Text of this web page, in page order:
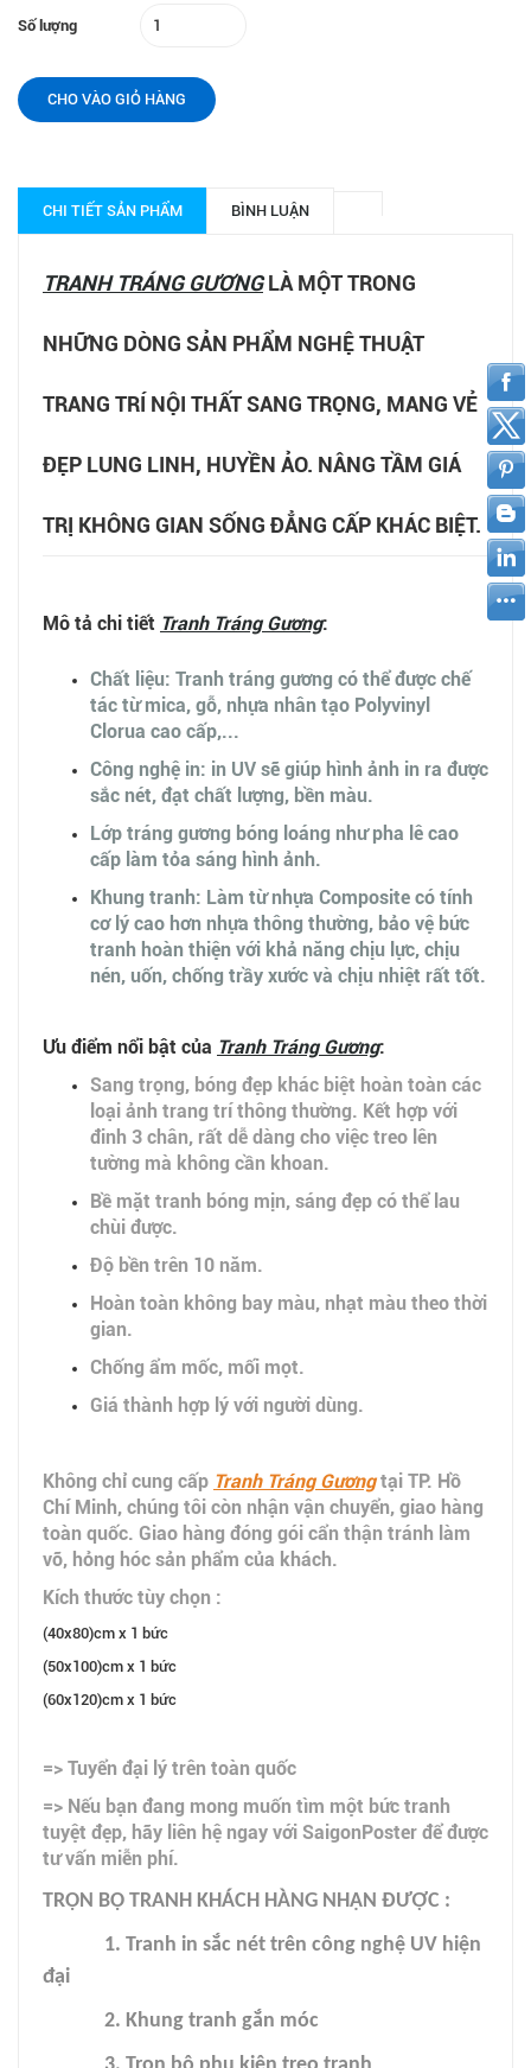
Số lượng
CHO VÀO GIỎ HÀNG
CHI TIẾT SẢN PHẨM BÌNH LUẬN
TRANH TRÁNG GƯƠNGLÀ MỘT TRONG
NHỮNG DÒNG SẢN PHẨM NGHỆ THUẬT
TRANG TRÍ NỘI THẤT SANG TRỌNG, MANG VẺ
ĐẸP LUNG LINH, HUYỀN ẢO. NÂNG TẦM GIÁ
TRỊ KHÔNG GIAN SỐNG ĐẲNG CẤP KHÁC BIỆT.
Mô tả chi tiết Tranh Tráng Gương:
Chất liệu: Tranh tráng gương có thể được chế
tác từ mica, gỗ, nhựa nhân tạo Polyvinyl
Clorua cao cấp,...
Công nghệ in: in UV sẽ giúp hình ảnh in ra được
sắc nét, đạt chất lượng, bền màu.
Lớp tráng gương bóng loáng như pha lê cao
cấp làm tỏa sáng hình ảnh.
Khung tranh: Làm từ nhựa Composite có tính
cơ lý cao hơn nhựa thông thường, bảo vệ bức
tranh hoàn thiện với khả năng chịu lực, chịu
nén, uốn, chống trầy xước và chịu nhiệt rất tốt.
Ưu điểm nổi bật của Tranh Tráng Gương:
Sang trọng, bóng đẹp khác biệt hoàn toàn các
loại ảnh trang trí thông thường. Kết hợp với
đinh 3 chân, rất dễ dàng cho việc treo lên
tường mà không cần khoan.
Bề mặt tranh bóng mịn, sáng đẹp có thể lau
chùi được.
Độ bền trên 10 năm.
Hoàn toàn không bay màu, nhạt màu theo thời
gian.
Chống ẩm mốc, mối mọt.
Giá thành hợp lý với người dùng.
Không chỉ cung cấp Tranh Tráng Gương tại TP. Hồ
Chí Minh, chúng tôi còn nhận vận chuyển, giao hàng
toàn quốc. Giao hàng đóng gói cẩn thận tránh làm
vỡ, hỏng hóc sản phẩm của khách.
Kích thước tùy chọn :
(40x80)cm x 1 bức
(50x100)cm x 1 bức
(60x120)cm x 1 bức
=> Tuyển đại lý trên toàn quốc
=> Nếu bạn đang mong muốn tìm một bức tranh
tuyệt đẹp, hãy liên hệ ngay với SaigonPoster để được
tư vấn miễn phí.
TRỌN BỘ TRANH KHÁCH HÀNG NHẬN ĐƯỢC :
1. Tranh in sắc nét trên công nghệ UV hiện
đại
2. Khung tranh gắn móc